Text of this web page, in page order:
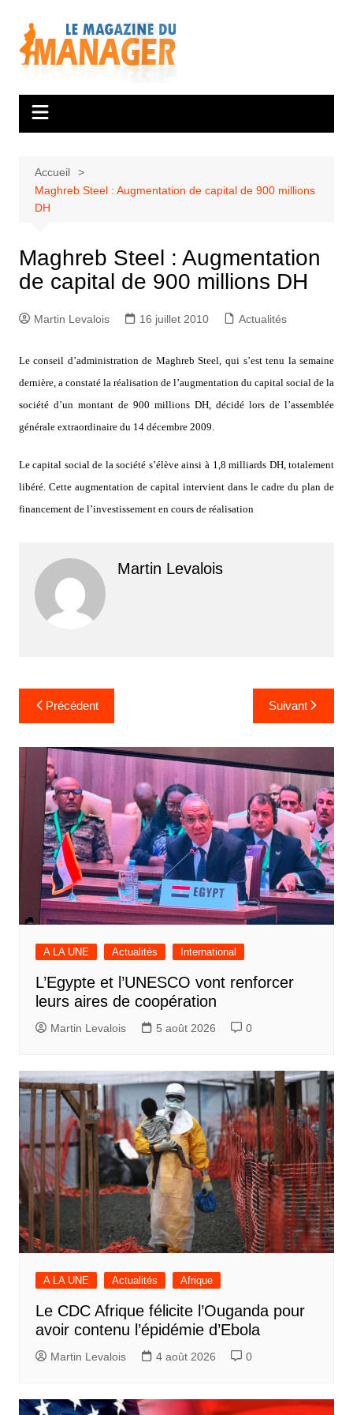
contenu
Accueil
Maghreb Steel : Augmentation de capital de 900 millions
DH
Maghreb Steel : Augmentation
de capital de 900 millions DH
Martin Levalois 16 juillet 2010 Actualités
Le conseil d’administration de Maghreb Steel, qui s’est tenu la semaine
dernière, a constaté la réalisation de l’augmentation du capital social de la
société d’un montant de 900 millions DH, décidé lors de l’assemblée
générale extraordinaire du 14 décembre 2009.
Le capital social de la société s’élève ainsi à 1,8 milliards DH, totalement
libéré. Cette augmentation de capital intervient dans le cadre du plan de
financement de l’investissement en cours de réalisation
Martin Levalois
Navigation
de
l’article
Précédent Suivant
A LA UNE Actualités International
L’Egypte et l’UNESCO vont renforcer
leurs aires de coopération
Martin Levalois 5 août 2026 0
A LA UNE Actualités Afrique
Le CDC Afrique félicite l’Ouganda pour
avoir contenu l’épidémie d’Ebola
Martin Levalois 4 août 2026 0